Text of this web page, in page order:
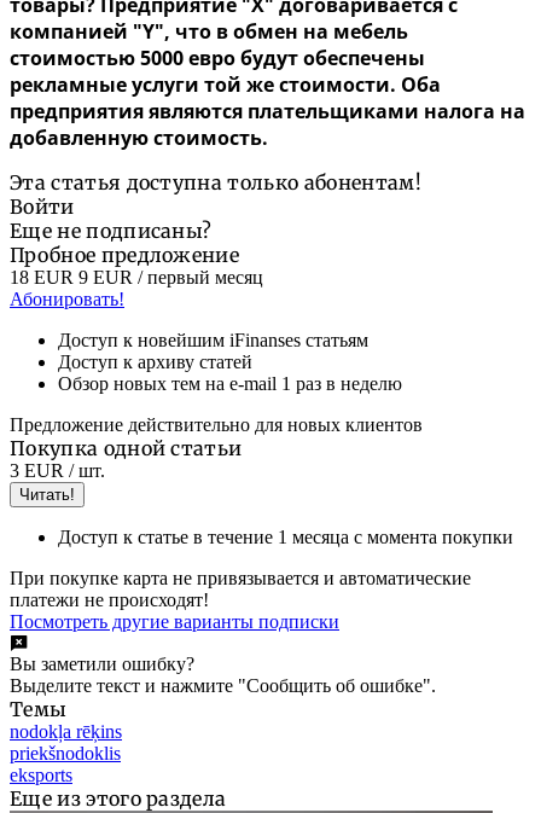
компанией "Y", что в обмен на мебель
стоимостью 5000 евро будут обеспечены
рекламные услуги той же стоимости. Оба
предприятия являются плательщиками налога на
добавленную стоимость.
Эта статья доступна только абонентам!
Войти
Еще не подписаны?
Пробное предложение
18 EUR 9 EUR / первый месяц
Абонировать!
Доступ к новейшим iFinanses статьям
Доступ к архиву статей
Обзор новых тем на e-mail 1 раз в неделю
Предложение действительно для новых клиентов
Покупка одной статьи
3 EUR / шт.
Читать!
Доступ к статье в течение 1 месяца с момента покупки
При покупке карта не привязывается и автоматические
платежи не происходят!
Посмотреть другие варианты подписки
Вы заметили ошибку?
Выделите текст и нажмите "Сообщить об ошибке".
Темы
nodokļa rēķins
priekšnodoklis
eksports
Еще из этого раздела